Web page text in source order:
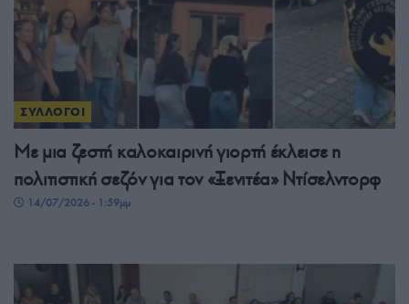
ΣΥΛΛΟΓΟΙ
Με μια ζεστή καλοκαιρινή γιορτή έκλεισε η
πολιτιστική σεζόν για τον «Ξενιτέα» Ντίσελντορφ
14/07/2026 - 1:59μμ